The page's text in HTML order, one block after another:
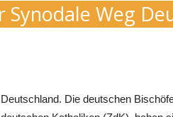
Synodale Weg
Die deutschen